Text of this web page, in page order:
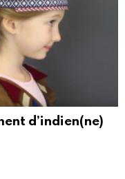
d’indien(ne)